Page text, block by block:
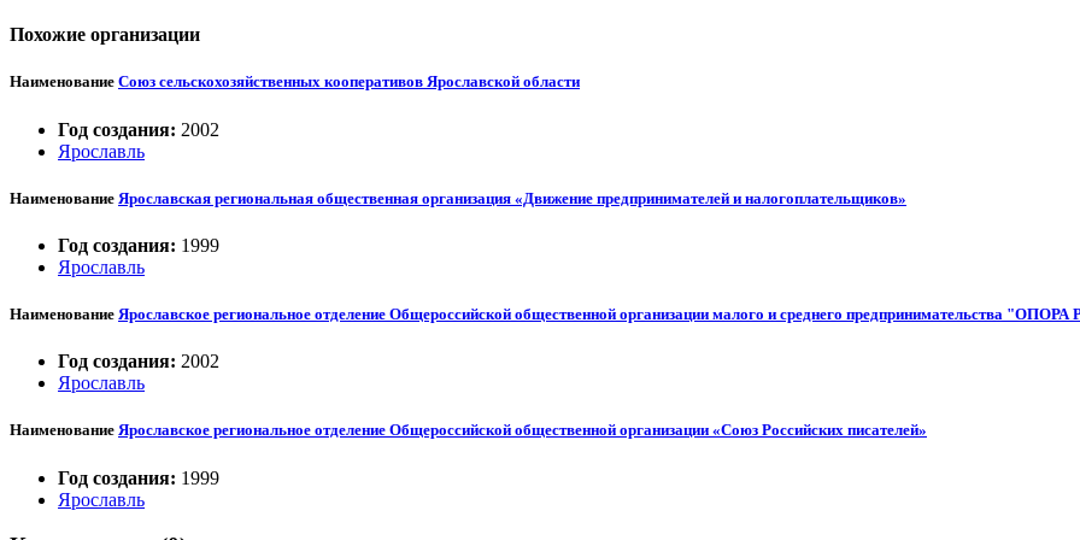
Похожие организации
Наименование Союз сельскохозяйственных кооперативов Ярославской области
Год создания: 2002
Ярославль
Наименование Ярославская региональная общественная организация «Движение предпринимателей и налогоплательщиков»
Год создания: 1999
Ярославль
Наименование Ярославское региональное отделение Общероссийской общественной организации малого и среднего предпринимательства
Год создания: 2002
Ярославль
Наименование Ярославское региональное отделение Общероссийской общественной организации «Союз Российских писателей»
Год создания: 1999
Ярославль